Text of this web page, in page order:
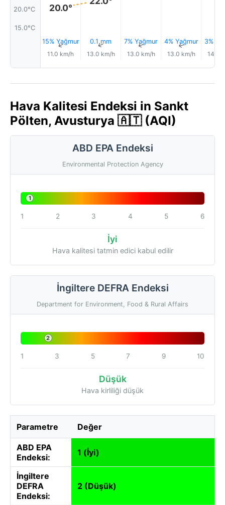
20.0°C
15.0°C
20.0°
15% Yağmur
↑
11.0 km/h
0.1 mm
↑
13.0 km/h
7% Yağmur
↑
13.0 km/h
4% Yağmur
↑
13.0 km/h
3%
14.0
Hava Kalitesi Endeksi in Sankt
Pölten, Avusturya 🇦🇹 (AQI)
ABD EPA Endeksi
Environmental Protection Agency
1
1 2 3 4 5 6
İyi
Hava kalitesi tatmin edici kabul edilir
İngiltere DEFRA Endeksi
Department for Environment, Food & Rural Affairs
2
1 3 5 7 9 10
Düşük
Hava kirliliği düşük
Parametre Değer
ABD EPA
Endeksi:
1 (İyi)
İngiltere
DEFRA
Endeksi:
2 (Düşük)